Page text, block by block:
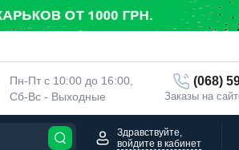
Пн-Пт с 10:00 до 16:00,
Сб-Вс - Выходные
(068)
Заказы на
Здравствуйте,
войдите в кабинет